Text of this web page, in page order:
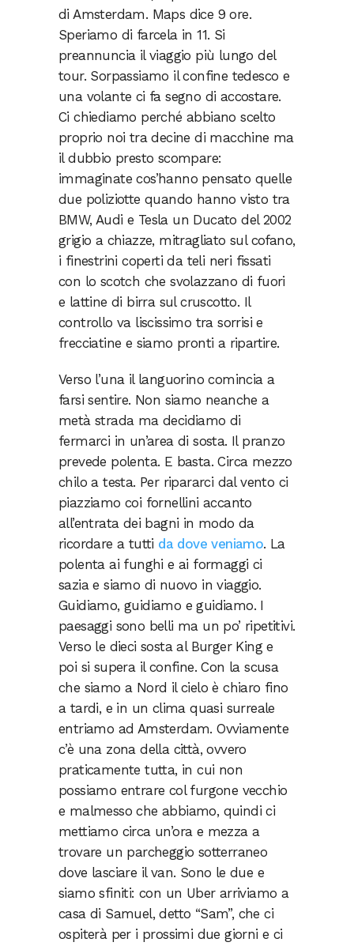
di Amsterdam. Maps dice 9 ore.
Speriamo di farcela in 11. Si
preannuncia il viaggio più lungo del
tour. Sorpassiamo il confine tedesco e
una volante ci fa segno di accostare.
Ci chiediamo perché abbiano scelto
proprio noi tra decine di macchine ma
il dubbio presto scompare:
immaginate cos’hanno pensato quelle
due poliziotte quando hanno visto tra
BMW, Audi e Tesla un Ducato del 2002
grigio a chiazze, mitragliato sul cofano,
i finestrini coperti da teli neri fissati
con lo scotch che svolazzano di fuori
e lattine di birra sul cruscotto. Il
controllo va liscissimo tra sorrisi e
frecciatine e siamo pronti a ripartire.
Verso l’una il languorino comincia a
farsi sentire. Non siamo neanche a
metà strada ma decidiamo di
fermarci in un’area di sosta. Il pranzo
prevede polenta. E basta. Circa mezzo
chilo a testa. Per ripararci dal vento ci
piazziamo coi fornellini accanto
all’entrata dei bagni in modo da
ricordare a tutti da dove veniamo. La
polenta ai funghi e ai formaggi ci
sazia e siamo di nuovo in viaggio.
Guidiamo, guidiamo e guidiamo. I
paesaggi sono belli ma un po’ ripetitivi.
Verso le dieci sosta al Burger King e
poi si supera il confine. Con la scusa
che siamo a Nord il cielo è chiaro fino
a tardi, e in un clima quasi surreale
entriamo ad Amsterdam. Ovviamente
c’è una zona della città, ovvero
praticamente tutta, in cui non
possiamo entrare col furgone vecchio
e malmesso che abbiamo, quindi ci
mettiamo circa un’ora e mezza a
trovare un parcheggio sotterraneo
dove lasciare il van. Sono le due e
siamo sfiniti: con un Uber arriviamo a
casa di Samuel, detto “Sam”, che ci
ospiterà per i prossimi due giorni e ci